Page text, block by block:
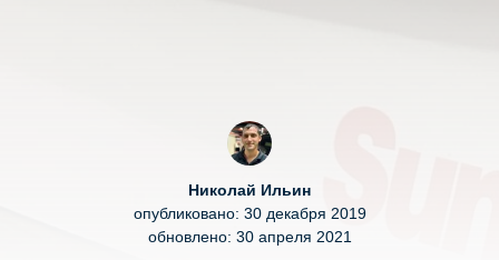
Николай Ильин
опубликовано: 30 декабря 2019
обновлено: 30 апреля 2021